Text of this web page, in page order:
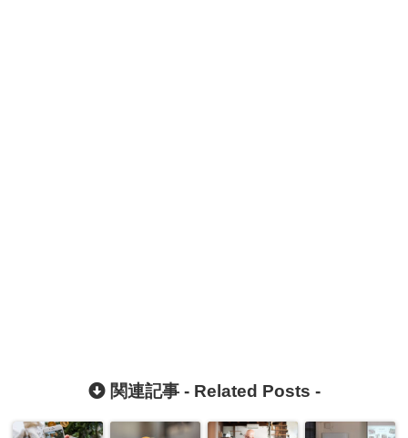
関連記事 - Related Posts -